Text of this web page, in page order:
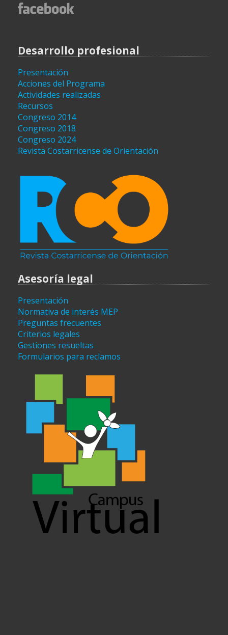
Desarrollo profesional
Presentación
Acciones del Programa
Actividades realizadas
Recursos
Congreso 2014
Congreso 2018
Congreso 2024
Revista Costarricense de Orientación
Asesoría legal
Presentación
Normativa de interés MEP
Preguntas frecuentes
Criterios legales
Gestiones resueltas
Formularios para reclamos